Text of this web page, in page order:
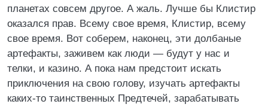
планетах совсем другое. А жаль. Лучше бы Клистир
оказался прав. Всему свое время, Клистир, всему
свое время. Вот соберем, наконец, эти долбаные
артефакты, заживем как люди — будут у нас и
телки, и казино. А пока нам предстоит искать
приключения на свою голову, изучать артефакты
каких-то таинственных Предтечей, зарабатывать